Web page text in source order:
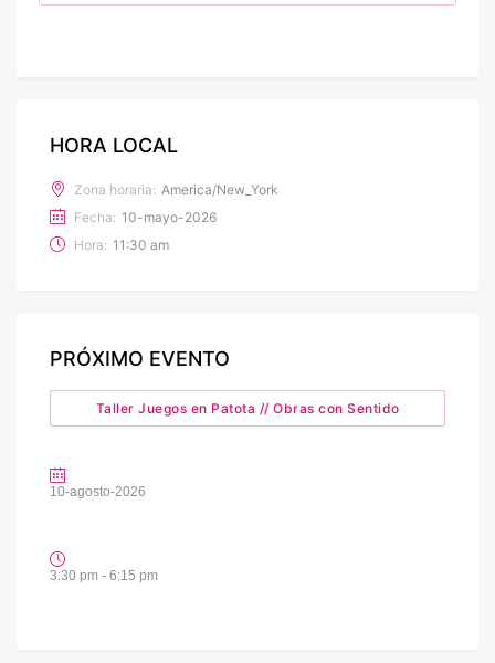
HORA LOCAL
Zona horaria: America/New_York
Fecha: 10-mayo-2026
Hora: 11:30 am
PRÓXIMO EVENTO
Taller Juegos en Patota // Obras con Sentido
10-agosto-2026
3:30 pm - 6:15 pm